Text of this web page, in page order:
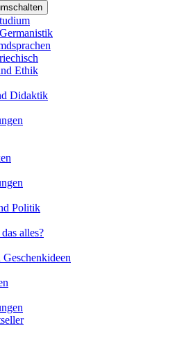
Ethik
Didaktik
Politik
alles?